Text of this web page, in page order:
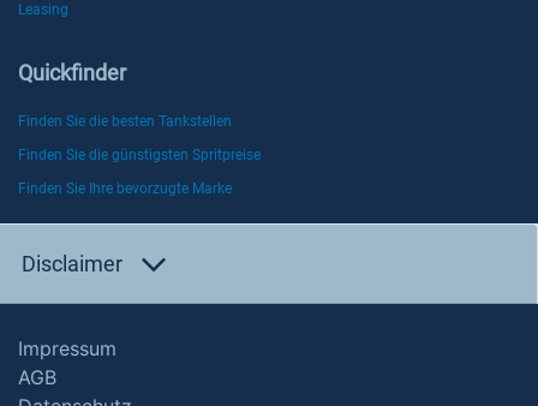
Leasing
Quickfinder
Finden Sie die besten Tankstellen
Finden Sie die günstigsten Spritpreise
Finden Sie Ihre bevorzugte Marke
Disclaimer
Impressum
AGB